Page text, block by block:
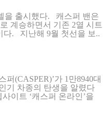
을 출시했다. 캐스퍼 밴은
계승하면서 기존 2열 시트
다. 지난해 9월 첫선을 보..
(CASPER)’가 1만8940대
기 차종의 탄생을 알렸다
이트 ‘캐스퍼 온라인’을